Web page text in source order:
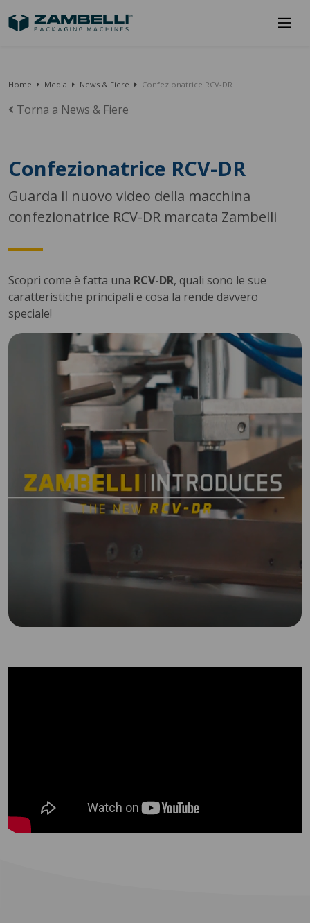
Home Media News & Fiere Confezionatrice RCV-DR
Torna a News & Fiere
Confezionatrice RCV-DR
Guarda il nuovo video della macchina
confezionatrice RCV-DR marcata Zambelli
Scopri come è fatta una RCV-DR, quali sono le sue
caratteristiche principali e cosa la rende davvero
speciale!